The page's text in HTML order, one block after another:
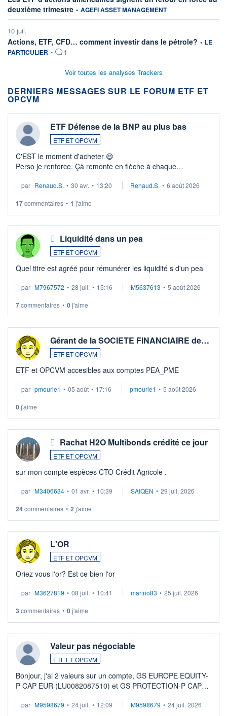
deuxième trimestre information fournie par
• AGEFI ASSET MANAGEMENT
10 juil.
Actions, ETF, CFD… comment investir dans le pétrole? • LE
PARTICULIER • 1
Voir toutes les analyses Trackers
DERNIERS MESSAGES SUR LE FORUM ETF ET
OPCVM
ETF Défense de la BNP au plus bas
ETF ET OPCVM
C'EST le moment d'acheter 😄​
Perso je renforce. Çà remonte en flèche à chaque
Investissement long terme tip top pour sa retraite.
par Renaud.S. • 30 avr. • 13:20 Renaud.S. • 6 août 2026
17commentaires • 1 j'aime
Liquidité dans un pea
ETF ET OPCVM
Quel titre est agréé pour rémunérer les liquidité s d'un pea
par M7967572 • 28 juil. • 15:16 M5637613 • 5 août 2026
7commentaires • 0j'aime
Gérant de la SOCIETE FINANCIAIRE de…
ETF ET OPCVM
ETF et OPCVM accesibles aux comptes PEA_PME
par pmourie1 • 05 août • 17:16 pmourie1 • 5 août 2026
0j'aime
Rachat H2O Multibonds crédité ce jour
ETF ET OPCVM
sur mon compte espèces CTO Crédit Agricole .
par M3406634 • 01 avr. • 10:39 SAIQEN • 29 juil. 2026
24commentaires • 2 j'aime
L'OR
ETF ET OPCVM
Oriez vous l'or? Est ce bien l'or
par M3627819 • 08 juil. • 10:41 marino83 • 25 juil. 2026
3 commentaires • 0j'aime
Valeur pas négociable
ETF ET OPCVM
Bonjour, j'ai 2 valeurs sur un compte, GS EUROPE EQUITY-
P CAP EUR (LU0082087510) et GS PROTECTION-P CAP
veux procéder à la vente, on me signale ...
par M9598679 • 24 juil. • 12:09 M9598679 • 24 juil. 2026